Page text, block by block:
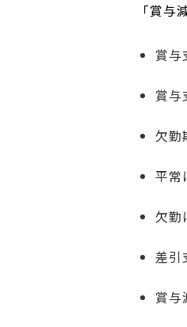
「賞与
賞与
賞与
欠勤
平常
欠勤
差引
賞与